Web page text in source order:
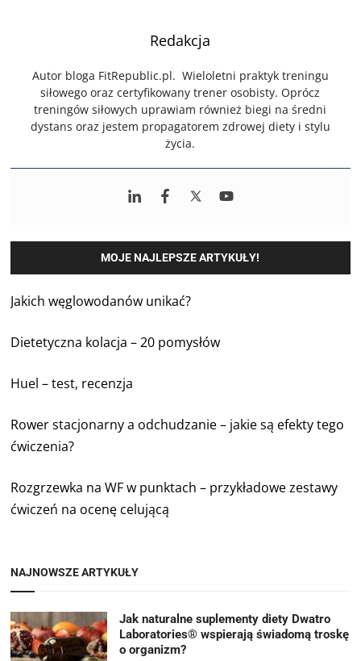
Redakcja
Autor bloga FitRepublic.pl. Wieloletni praktyk treningu
siłowego oraz certyfikowany trener osobisty. Oprócz
treningów siłowych uprawiam również biegi na średni
dystans oraz jestem propagatorem zdrowej diety i stylu
życia.
MOJE NAJLEPSZE ARTYKUŁY!
Jakich węglowodanów unikać?
Dietetyczna kolacja – 20 pomysłów
Huel – test, recenzja
Rower stacjonarny a odchudzanie – jakie są efekty tego
ćwiczenia?
Rozgrzewka na WF w punktach – przykładowe zestawy
ćwiczeń na ocenę celującą
NAJNOWSZE ARTYKUŁY
Jak naturalne suplementy diety Dwatro
Laboratories® wspierają świadomą troskę
o organizm?